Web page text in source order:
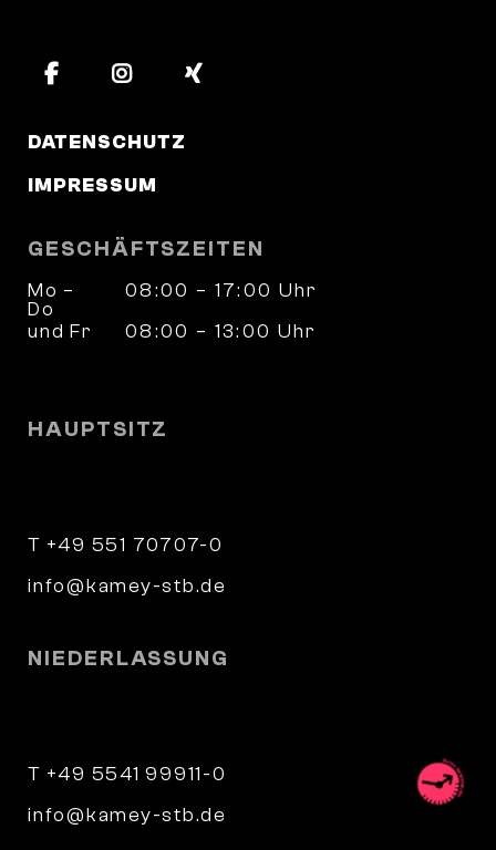
DATENSCHUTZ
IMPRESSUM
GESCHÄFTSZEITEN
Mo –
Do
08:00 – 17:00 Uhr
und Fr
08:00 – 13:00 Uhr
HAUPTSITZ
T +49 551 70707-0
info@kamey-stb.de
NIEDERLASSUNG
T +49 5541 99911-0
info@kamey-stb.de